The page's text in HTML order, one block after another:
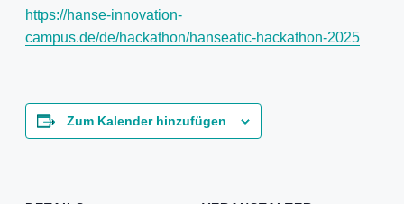
https://hanse-innovation-
campus.de/de/hackathon/hanseatic-hackathon-2025
Zum Kalender hinzufügen